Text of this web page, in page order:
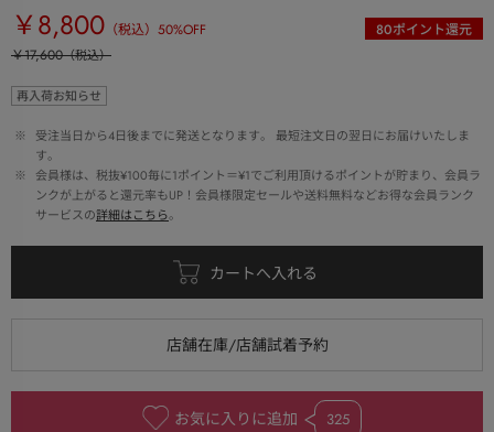
￥8,800 （税込） 50%OFF 80ポイント還元
￥17,600（税込）
再入荷お知らせ
※
受注当日から4日後までに発送となります。 最短注文日の翌日にお届けいたしま
す。
※
会員様は、税抜¥100毎に1ポイント＝¥1でご利用頂けるポイントが貯まり、会員ラ
ンクが上がると還元率もUP！会員様限定セールや送料無料などお得な会員ランク
サービスの詳細はこちら。
お気に入りに追加 325